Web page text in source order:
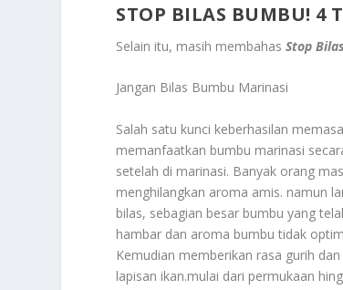
STOP BILAS BUMBU! 4
Selain itu, masih membahasStop
Jangan Bilas Bumbu Marinasi
Salah satu kunci keberhasilan
memanfaatkan bumbu marinasi
setelah di marinasi. Banyak orang
menghilangkan aroma amis. namun
bilas, sebagian besar bumbu yang
hambar dan aroma bumbu tidak
Kemudian memberikan rasa gurih
lapisan ikan.mulai dari permukaan